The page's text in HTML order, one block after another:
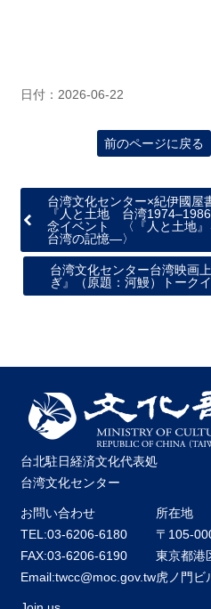
日付：2026-06-22
前のページに戻る
台湾文化センター×紀伊國
『人と土地 台湾
念イベント 〈『人と土地
台湾の記憶―〉
台湾文化センター台湾映画
ぎ』（原題：河鰻）トーク
台北駐日経済文化代表処
台湾文化センター
お問い合わせ
TEL:03-6206-6180
FAX:03-6206-6190
Email:twcc@moc.gov.tw
所在地
〒105-
東京都港
虎ノ門ビ